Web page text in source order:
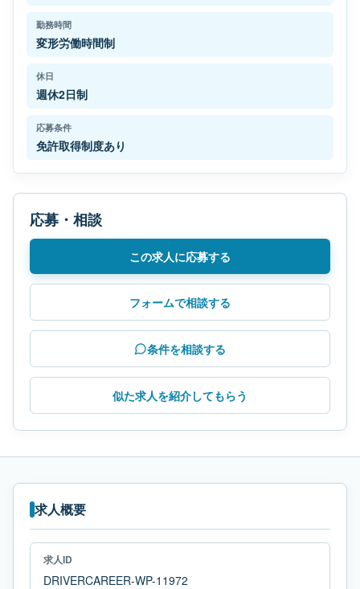
勤務時間
変形労働時間制
休日
週休2日制
応募条件
免許取得制度あり
応募・相談
この求人に応募する
フォームで相談する
条件を相談する
似た求人を紹介してもらう
求人概要
求人ID
DRIVERCAREER-WP-11972